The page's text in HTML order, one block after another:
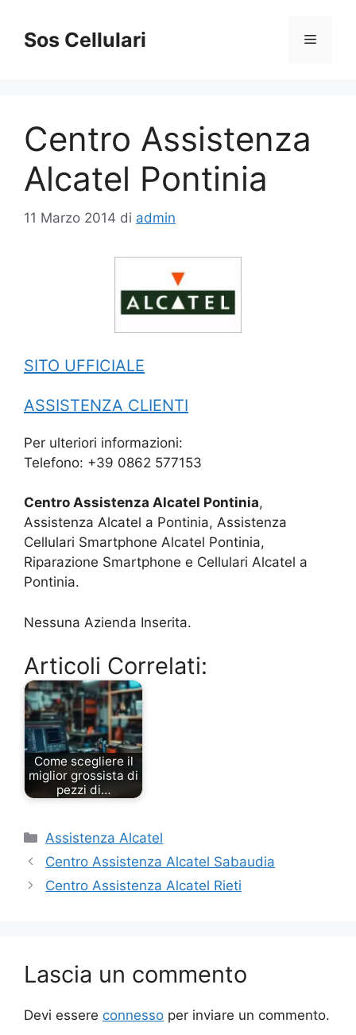
contenuto
Sos Cellulari Menu
Centro Assistenza
Alcatel Pontinia
11 Marzo 2014 di admin
SITO UFFICIALE
ASSISTENZA CLIENTI
Per ulteriori informazioni:
Telefono: +39 0862 577153
Centro Assistenza Alcatel Pontinia,
Assistenza Alcatel a Pontinia, Assistenza
Cellulari Smartphone Alcatel Pontinia,
Riparazione Smartphone e Cellulari Alcatel a
Pontinia.
Nessuna Azienda Inserita.
Articoli Correlati:
Come scegliere il
miglior grossista di
pezzi di…
Categorie
Assistenza Alcatel
Centro Assistenza Alcatel Sabaudia
Centro Assistenza Alcatel Rieti
Lascia un commento
Devi essere connesso per inviare un commento.